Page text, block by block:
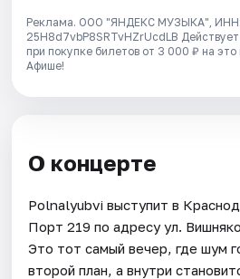
Реклама. ООО "ЯНДЕКС МУЗЫКА",
25H8d7vbP8SRTvHZrUcdLB
при покупке билетов от 3 000 ₽ на
Афише!
О концерте
Polnalyubvi выступит в
Порт 219 по адресу ул.
Это тот самый вечер, где шум
второй план, а внутри